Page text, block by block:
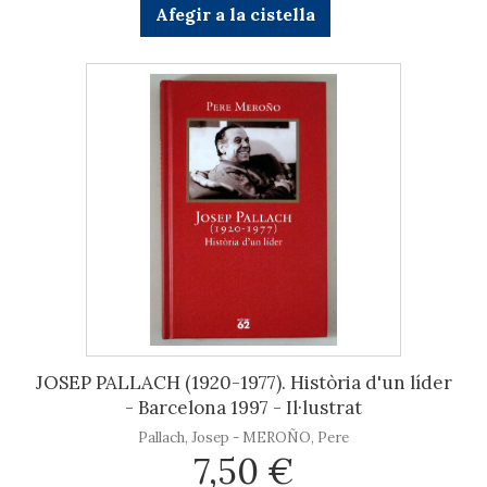
Afegir a la cistella
JOSEP PALLACH (1920-1977). Història d'un líder
- Barcelona 1997 - Il·lustrat
Pallach, Josep - MEROÑO, Pere
7,50 €